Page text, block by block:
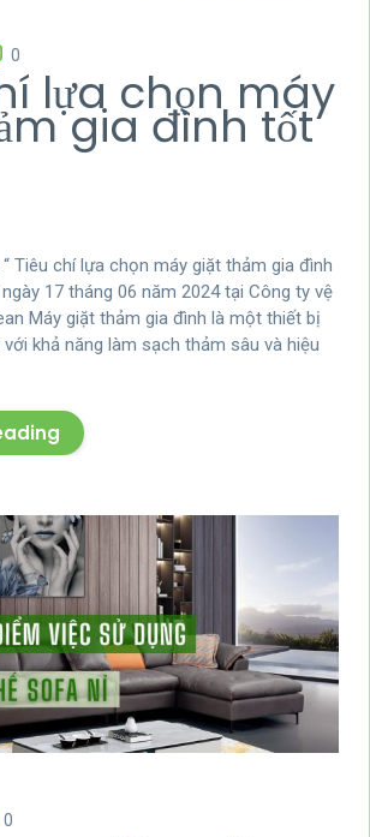
0
lựa chọn máy
gia đình tốt
Tiêu chí lựa chọn máy giặt thảm gia đình
17 tháng 06 năm 2024 tại Công ty vệ
Máy giặt thảm gia đình là một thiết bị
khả năng làm sạch thảm sâu và hiệu
0